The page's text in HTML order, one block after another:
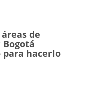
de
hacerlo